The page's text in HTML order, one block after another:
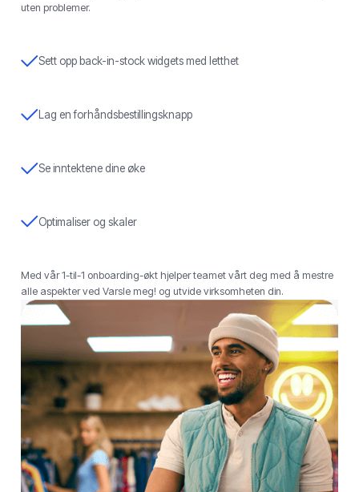
uten problemer.
Sett opp back-in-stock widgets med letthet
Lag en forhåndsbestillingsknapp
Se inntektene dine øke
Optimaliser og skaler
Med vår 1-til-1 onboarding-økt hjelper teamet vårt deg med å mestre
alle aspekter ved Varsle meg! og utvide virksomheten din.